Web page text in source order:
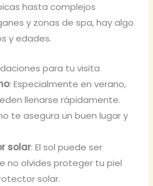
hasta complejos
y zonas de spa, hay algo
y edades.
para tu visita
: Especialmente en verano,
llenarse rápidamente.
te asegura un buen lugar y
solar: El sol puede ser
no olvides proteger tu piel
solar.